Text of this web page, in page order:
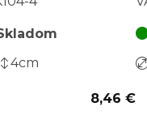
4cm
8,46 €